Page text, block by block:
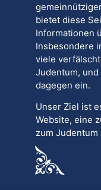
bietet diese
Informationen
Insbesondere
viele
Judentum,
dagegen ein.
Unser Ziel ist
Website, eine
zum